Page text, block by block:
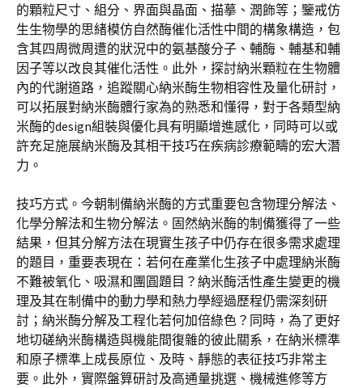
的顆粒尺寸、組分、界面與晶面、描摹、潤飾等；鑒戒仿
生生物學的思緒模仿自然酶催化活性中間的構象構造，包
含其四周微周遭的狀況中的氨基酸分子、輔酶、輔基和輔
因子等以改良其催化活性。此外，探討納米顆粒在生物體
內的代謝道路，追蹤關心納米酶生物相容性及量化研討，
可以拓展對納米酶體行家為的熟悉和懂得，對于各類型納
米酶的design組裝與優化具有明顯增進感化，同時可以或
許充足施展納米酶及其相干技巧在疾病診療範疇的宏大潛
力。
技巧方式。今朝制備納米酶的方式重要包含物理分解法、
化學分解法和生物分解法。固然納米酶的制備獲得了一些
結果，但其分解方法在現實生孩子中仍存在很多需求處理
的題目，重要表現在：若何在產業化生孩子中處理納米酶
不難被氧化、吸濕和團圓題目？納米酶活性產生變更的機
理及其在制備中的動力學和熱力學經過歷程仍需深刻研
討；納米酶分解及工程化若何加倍綠色？同時，為了更好
地切磋納米酶構造與機能間復雜的彼此關系，在納米標準
和原子標準上成長原位、及時、靜態的表征技巧非常主
要。此外，實際盤算研討及高通量挑選、機械進修等方